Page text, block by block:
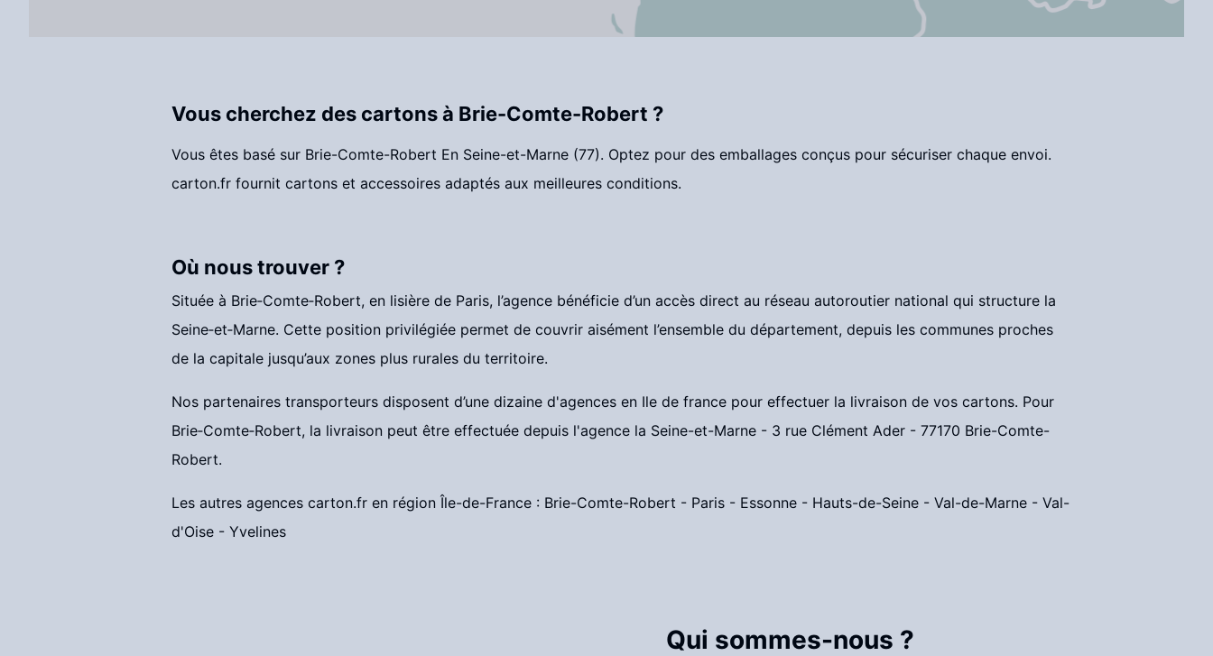
Vous cherchez des cartons à Brie-Comte-Robert ?
Vous êtes basé sur Brie-Comte-Robert En Seine-et-Marne (77). Optez pour des emballages conçus pour sécuriser chaque envoi.
carton.fr fournit cartons et accessoires adaptés aux meilleures conditions.
Où nous trouver ?
Située à Brie‑Comte‑Robert, en lisière de Paris, l’agence bénéficie d’un accès direct au réseau autoroutier national qui structure la
Seine‑et‑Marne. Cette position privilégiée permet de couvrir aisément l’ensemble du département, depuis les communes proches
de la capitale jusqu’aux zones plus rurales du territoire.
Nos partenaires transporteurs disposent d’une dizaine d'agences en Ile de france pour effectuer la livraison de vos cartons. Pour
Brie‑Comte‑Robert, la livraison peut être effectuée depuis l'agence la Seine-et-Marne - 3 rue Clément Ader - 77170 Brie-Comte-
Robert.
Les autres agences carton.fr en région Île-de-France : Brie-Comte-Robert - Paris - Essonne - Hauts-de-Seine - Val-de-Marne - Val-
d'Oise - Yvelines
Qui sommes-nous ?